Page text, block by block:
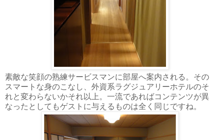
素敵な笑顔の熟練サービスマンに部屋へ案内される。その
スマートな身のこなし、外資系ラグジュアリーホテルのそ
れと変わらないかそれ以上。一流であればコンテンツが異
なったとしてもゲストに与えるものは全く同じですね。